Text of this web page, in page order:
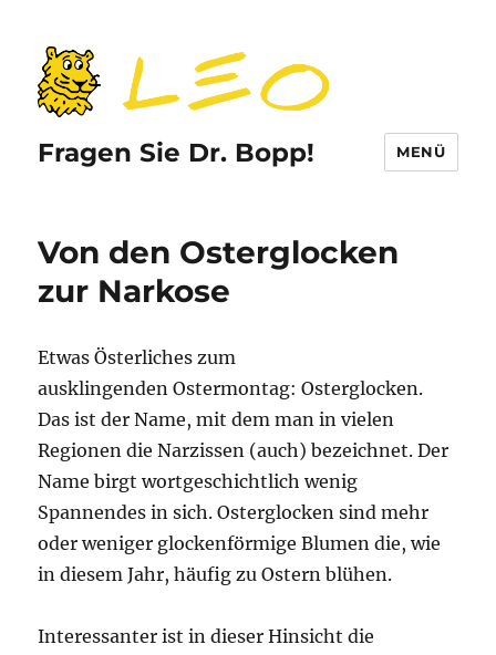
Fragen Sie Dr. Bopp! MENÜ
Von den Osterglocken
zur Narkose
Etwas Österliches zum
ausklingenden Ostermontag: Osterglocken.
Das ist der Name, mit dem man in vielen
Regionen die Narzissen (auch) bezeichnet. Der
Name birgt wortgeschichtlich wenig
Spannendes in sich. Osterglocken sind mehr
oder weniger glockenförmige Blumen die, wie
in diesem Jahr, häufig zu Ostern blühen.
Interessanter ist in dieser Hinsicht die